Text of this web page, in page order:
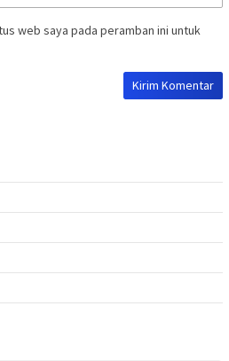
web saya pada peramban ini untuk